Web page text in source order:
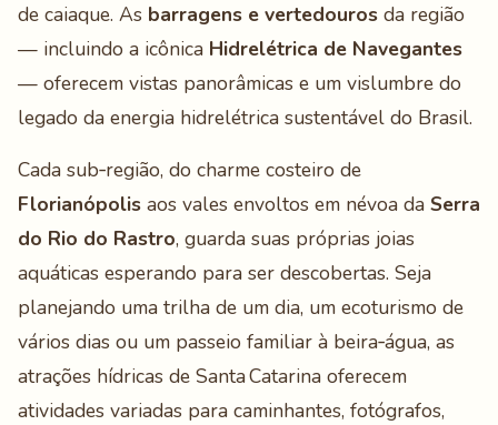
de caiaque. As barragens e vertedouros da região
— incluindo a icônica Hidrelétrica de Navegantes
— oferecem vistas panorâmicas e um vislumbre do
legado da energia hidrelétrica sustentável do Brasil.
Cada sub‑região, do charme costeiro de
Florianópolis aos vales envoltos em névoa da Serra
do Rio do Rastro, guarda suas próprias joias
aquáticas esperando para ser descobertas. Seja
planejando uma trilha de um dia, um ecoturismo de
vários dias ou um passeio familiar à beira‑água, as
atrações hídricas de Santa Catarina oferecem
atividades variadas para caminhantes, fotógrafos,